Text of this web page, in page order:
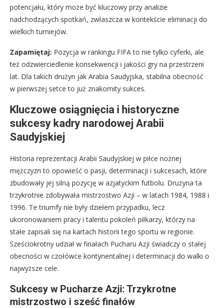
potencjału, który może być kluczowy przy analizie
nadchodzących spotkań, zwłaszcza w kontekście eliminacji do
wielkich turniejów.
Zapamiętaj: Pozycja w rankingu FIFA to nie tylko cyferki, ale
też odzwierciedlenie konsekwencji i jakości gry na przestrzeni
lat. Dla takich drużyn jak Arabia Saudyjska, stabilna obecność
w pierwszej setce to już znakomity sukces.
Kluczowe osiągnięcia i historyczne
sukcesy kadry narodowej Arabii
Saudyjskiej
Historia reprezentacji Arabii Saudyjskiej w piłce nożnej
mężczyzn to opowieść o pasji, determinacji i sukcesach, które
zbudowały jej silną pozycję w azjatyckim futbolu. Drużyna ta
trzykrotnie zdobywała mistrzostwo Azji – w latach 1984, 1988 i
1996. Te triumfy nie były dziełem przypadku, lecz
ukoronowaniem pracy i talentu pokoleń piłkarzy, którzy na
stałe zapisali się na kartach historii tego sportu w regionie.
Sześciokrotny udział w finałach Pucharu Azji świadczy o stałej
obecności w czołówce kontynentalnej i determinacji do walki o
najwyższe cele.
Sukcesy w Pucharze Azji: Trzykrotne
mistrzostwo i sześć finałów